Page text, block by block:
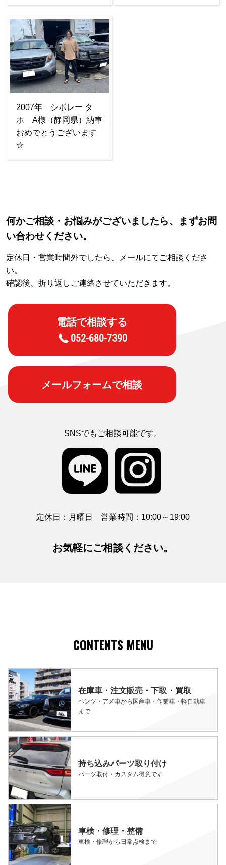
2007年 シボレー タ
ホ A様（静岡県）納車
おめでとうございます
☆
何かご相談・お悩みがございましたら、まずお問
い合わせください。
定休日・営業時間外でしたら、メールにてご相談くださ
い。
確認後、折り返しご連絡させていただきます。
電話で相談する
052-680-7390
メールフォームで相談
SNSでもご相談可能です。
定休日：月曜日 営業時間：10:00～19:00
お気軽にご相談ください。
CONTENTS MENU
在庫車・注文販売・下取・買取
ベンツ・アメ車から国産車・作業車・軽自動車
まで
持ち込みパーツ取り付け
パーツ取付・カスタム得意です
車検・修理・整備
車検・修理から日常点検まで